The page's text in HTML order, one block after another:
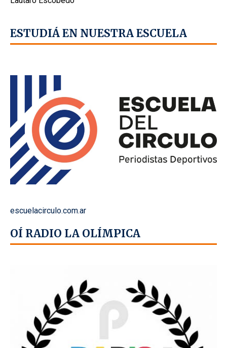
ESTUDIÁ EN NUESTRA ESCUELA
escuelacirculo.com.ar
OÍ RADIO LA OLÍMPICA